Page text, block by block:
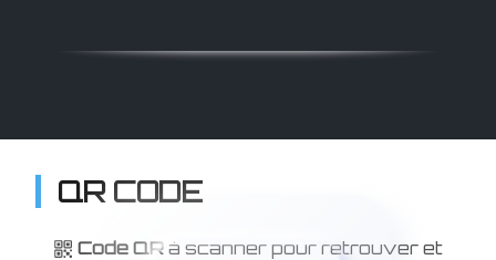
QR CODE
Code QR à scanner pour retrouver et